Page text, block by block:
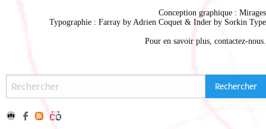
Conception graphique : Mirages
Typographie : Farray by Adrien Coquet & Inder by Sorkin Type
Pour en savoir plus, contactez-nous